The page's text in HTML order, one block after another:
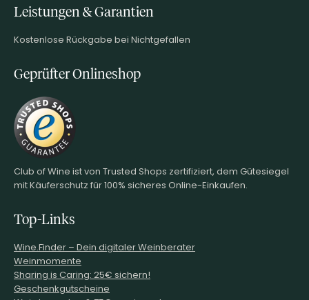
Leistungen & Garantien
Kostenlose Rückgabe bei Nichtgefallen
Geprüfter Onlineshop
Club of Wine ist von Trusted Shops zertifiziert, dem Gütesiegel
mit Käuferschutz für 100% sicheres Online-Einkaufen.
Top-Links
Wine.Finder – Dein digitaler Weinberater
Weinmomente
Sharing is Caring: 25€ sichern!
Geschenkgutscheine